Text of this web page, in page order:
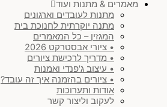
מאמרים & מתנות ועוד
מתנות לעובדים וארגונים
מתנה יוקרתית לחנוכת בית
המגזין – כל המאמרים
• ציורי אבסטרקט 2026
• מדריך לרכישת ציורים
• עיצוב ג'פנדי ואמנות
• ציורים בהזמנה איך זה עובד?
אודות ותערוכות
לעקוב וליצור קשר